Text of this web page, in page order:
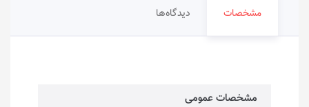
مشخصات دیدگاه‌ها
مشخصات عمومی